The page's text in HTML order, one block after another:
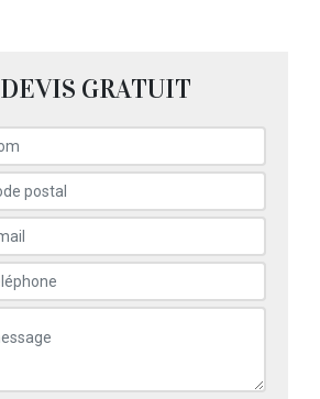
DEVIS GRATUIT